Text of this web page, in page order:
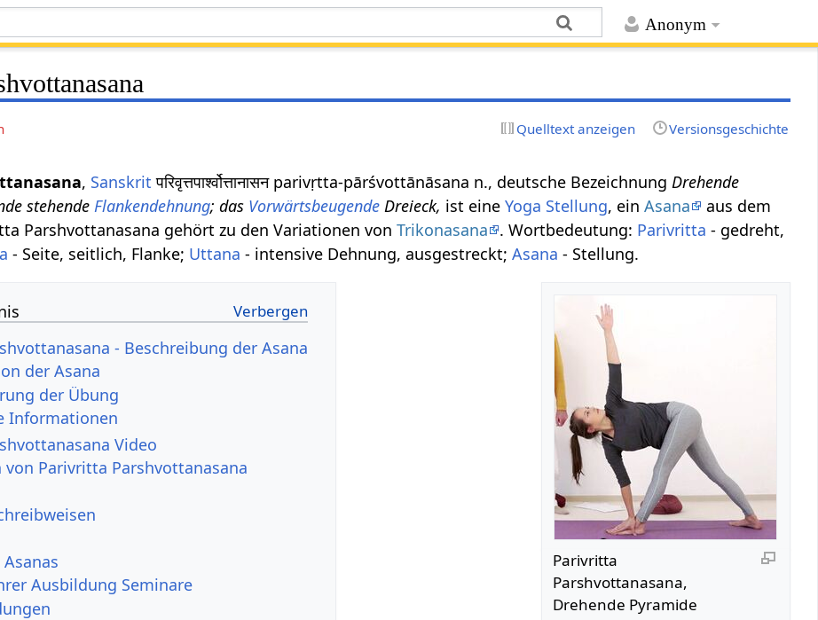
Anonym
Quelltext anzeigen Versionsgeschichte
, Sanskrit परिवृत्तपार्श्वोत्तानासन parivṛtta-pārśvottānāsana n., deutsche Bezeichnung Drehende
stehende Flankendehnung; das Vorwärtsbeugende Dreieck, ist eineYoga Stellung, einAsana
aus dem
Parshvottanasana gehört zu den Variationen vonTrikonasana . Wortbedeutung: Parivritta - gedreht,
- Seite, seitlich, Flanke; Uttana - intensive Dehnung, ausgestreckt;Asana - Stellung.
Parivritta
Parshvottanasana,
Drehende Pyramide
- Beschreibung der Asana
der Asana
der Übung
Informationen
Video
Parivritta Parshvottanasana
Ausbildung Seminare